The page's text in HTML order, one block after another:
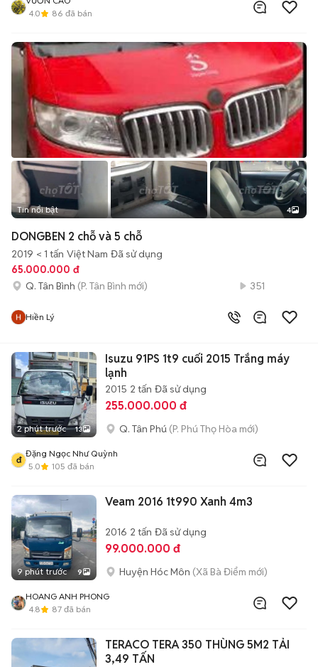
4.0
86 đã bán
Tin nổi bật 4
DONGBEN 2 chỗ và 5 chỗ
2019 < 1 tấn Việt Nam Đã sử dụng
65.000.000 đ
Q. Tân Bình (P. Tân Bình mới) 351
Hiền Lý
2 phút trước 13
Isuzu 91PS 1t9 cuối 2015 Trắng máy
lạnh
2015 2 tấn Đã sử dụng
255.000.000 đ
Q. Tân Phú (P. Phú Thọ Hòa mới)
đ
Đặng Ngọc Như Quỳnh
5.0
105 đã bán
9 phút trước 9
Veam 2016 1t990 Xanh 4m3
2016 2 tấn Đã sử dụng
99.000.000 đ
Huyện Hóc Môn (Xã Bà Điểm mới)
HOANG ANH PHONG
4.8
87 đã bán
TERACO TERA 350 THÙNG 5M2 TẢI
3,49 TẤN